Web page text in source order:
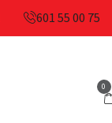
601 55 00 75
0